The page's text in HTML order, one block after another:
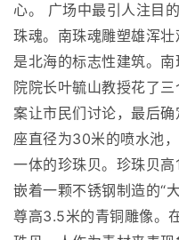
心。 广场中最引人注目
珠魂。南珠魂雕塑雄浑
是北海的标志性建筑。
院院长叶毓山教授花了
案让市民们讨论，最后
座直径为30米的喷水池
一体的珍珠贝。珍珠贝
嵌着一颗不锈钢制造的“
尊高3.5米的青铜雕像。